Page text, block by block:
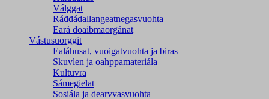
Válggat
Ráđđádallangeatnegas­vuohta
Eará doaibmaorgánat
Vástusuorggit
Ealáhusat, vuoigatvuohta ja biras
Skuvlen ja oahppamateriála
Kultuvra
Sámegielat
Sosiála ja dearvvasvuohta